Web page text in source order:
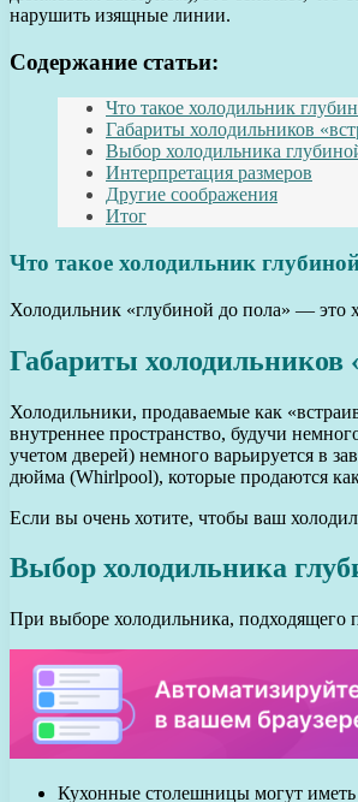
нарушить изящные линии.
Содержание статьи:
Что такое холодильник
Габариты холодильников
Выбор холодильника
Интерпретация размеров
Другие соображения
Итог
Что такое холодильник
Холодильник «глубиной до пола» — это
Габариты холодильников
Холодильники, продаваемые как
внутреннее пространство, будучи
учетом дверей) немного варьируется в
дюйма (Whirlpool), которые продаются
Если вы очень хотите, чтобы ваш
Выбор холодильника
При выборе холодильника,
Кухонные столешницы могут